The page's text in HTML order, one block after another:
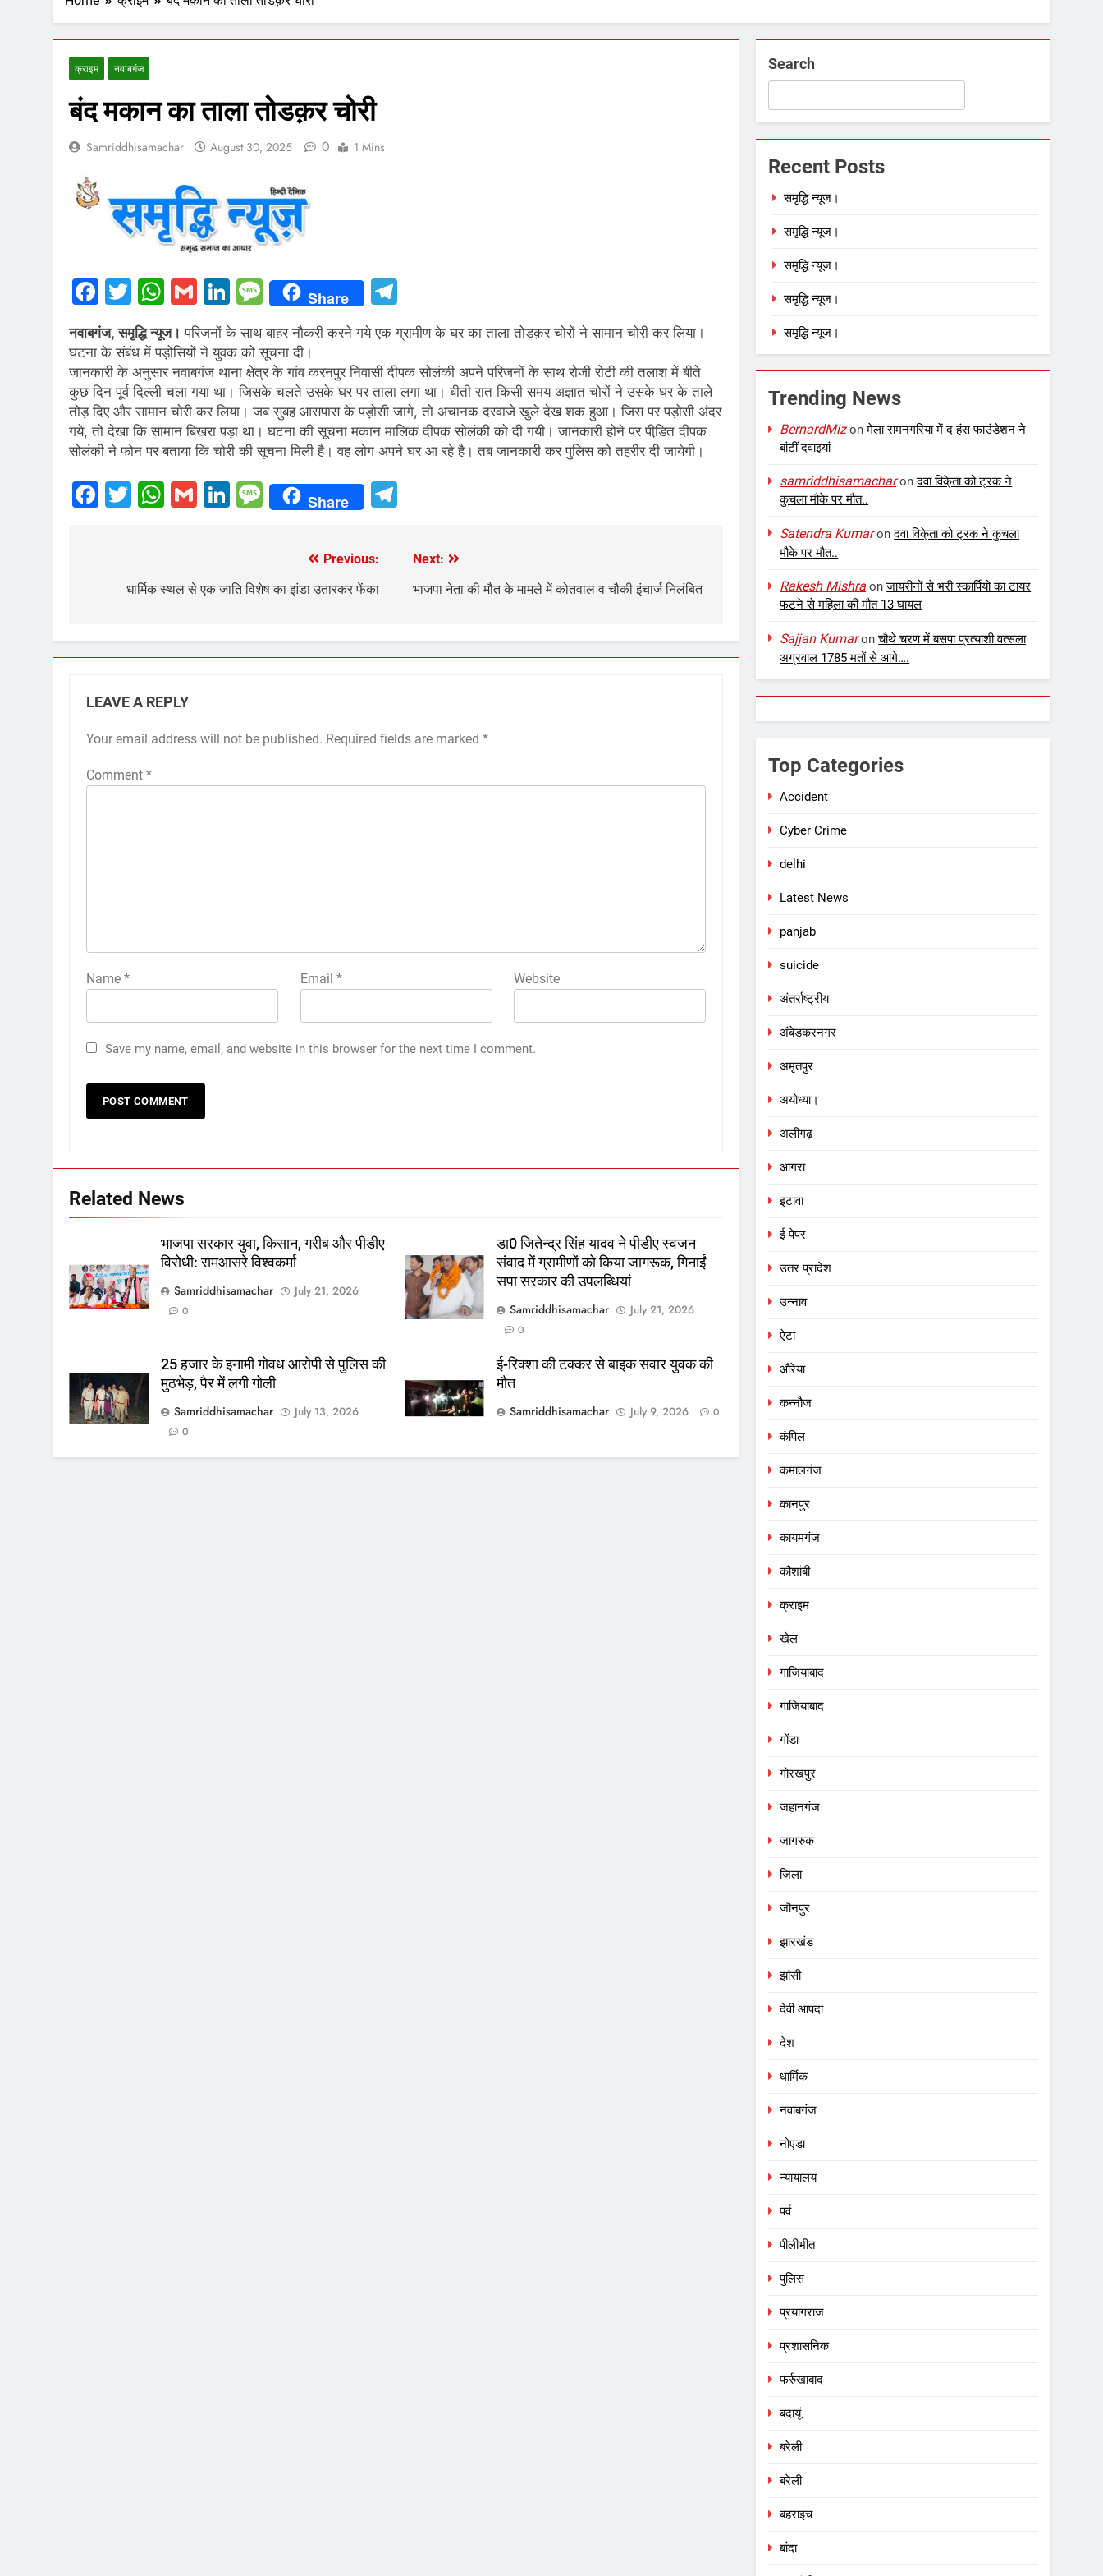
क्राइम नवाबगंज
बंद मकान का ताला तोडक़र चोरी
Samriddhisamachar August 30, 2025 0 1 Mins
Facebook
Twitter
WhatsApp
GmailLinkedIn
Message
Share
नवाबगंज, समृद्धि न्यूज। परिजनों के साथ बाहर नौकरी करने गये एक ग्रामीण के घर का ताला तोडक़र चोरों ने सामान चोरी कर लिया।
घटना के संबंध में पड़ोसियों ने युवक को सूचना दी।
जानकारी के अनुसार नवाबगंज थाना क्षेत्र के गांव करनपुर निवासी दीपक सोलंकी अपने परिजनों के साथ रोजी रोटी की तलाश में बीते
कुछ दिन पूर्व दिल्ली चला गया था। जिसके चलते उसके घर पर ताला लगा था। बीती रात किसी समय अज्ञात चोरों ने उसके घर के ताले
तोड़ दिए और सामान चोरी कर लिया। जब सुबह आसपास के पड़ोसी जागे, तो अचानक दरवाजे खुले देख शक हुआ। जिस पर पड़ोसी अंदर
गये, तो देखा कि सामान बिखरा पड़ा था। घटना की सूचना मकान मालिक दीपक सोलंकी को दी गयी। जानकारी होने पर पीडि़त दीपक
सोलंकी ने फोन पर बताया कि चोरी की सूचना मिली है। वह लोग अपने घर आ रहे है। तब जानकारी कर पुलिस को तहरीर दी जायेगी।
Facebook
Twitter
WhatsApp
GmailLinkedIn
Message
Share
navigation
Previous:
धार्मिक स्थल से एक जाति विशेष का झंडा उतारकर फेंका
Next:
भाजपा नेता की मौत के मामले में कोतवाल व चौकी इंचार्ज निलंबित
LEAVE A REPLY
Your email address will not be published. Required fields are marked *
Comment *
Name * Email * Website
Save my name, email, and website in this browser for the next time I comment.
Related News
भाजपा सरकार युवा, किसान, गरीब और पीडीए
विरोधी: रामआसरे विश्वकर्मा
Samriddhisamachar
July 21, 2026
0
डा0 जितेन्द्र सिंह यादव ने पीडीए स्वजन
संवाद में ग्रामीणों को किया जागरूक, गिनाईं
सपा सरकार की उपलब्धियां
Samriddhisamachar
July 21, 2026
0
25 हजार के इनामी गोवध आरोपी से पुलिस की
मुठभेड़, पैर में लगी गोली
Samriddhisamachar
July 13, 2026
0
ई-रिक्शा की टक्कर से बाइक सवार युवक की
मौत
Samriddhisamachar
July 9, 2026 0
Search
Recent Posts
समृद्धि न्यूज।
समृद्धि न्यूज।
समृद्धि न्यूज।
समृद्धि न्यूज।
समृद्धि न्यूज।
Trending News
BernardMizonमेला रामनगरिया में द हंस फाउंडेशन ने
बांटीं दवाइयां
samriddhisamacharonदवा विके्ता को ट्रक ने
कुचला मौके पर मौत..
Satendra Kumaronदवा विके्ता को ट्रक ने कुचला
मौके पर मौत..
Rakesh Mishra onजायरीनों से भरी स्कार्पियो का टायर
फटने से महिला की मौत 13 घायल
Sajjan Kumaronचौथे चरण में बसपा प्रत्याशी वत्सला
अग्रवाल 1785 मतों से आगे….
Top Categories
Accident
Cyber Crime
delhi
Latest News
panjab
suicide
अंतर्राष्ट्रीय
अंबेडकरनगर
अमृतपुर
अयोध्या।
अलीगढ़
आगरा
इटावा
ई-पेपर
उतर प्रादेश
उन्नाव
ऐटा
औरेया
कन्नौज
कंपिल
कमालगंज
कानपुर
कायमगंज
कौशांबी
क्राइम
खेल
गाजियाबाद
गाजियाबाद
गोंडा
गोरखपुर
जहानगंज
जागरुक
जिला
जौनपुर
झारखंड
झांसी
देवी आपदा
देश
धार्मिक
नवाबगंज
नोएडा
न्यायालय
पर्व
पीलीभीत
पुलिस
प्रयागराज
प्रशासनिक
फर्रुखाबाद
बदायूं
बरेली
बरेली
बहराइच
बांदा